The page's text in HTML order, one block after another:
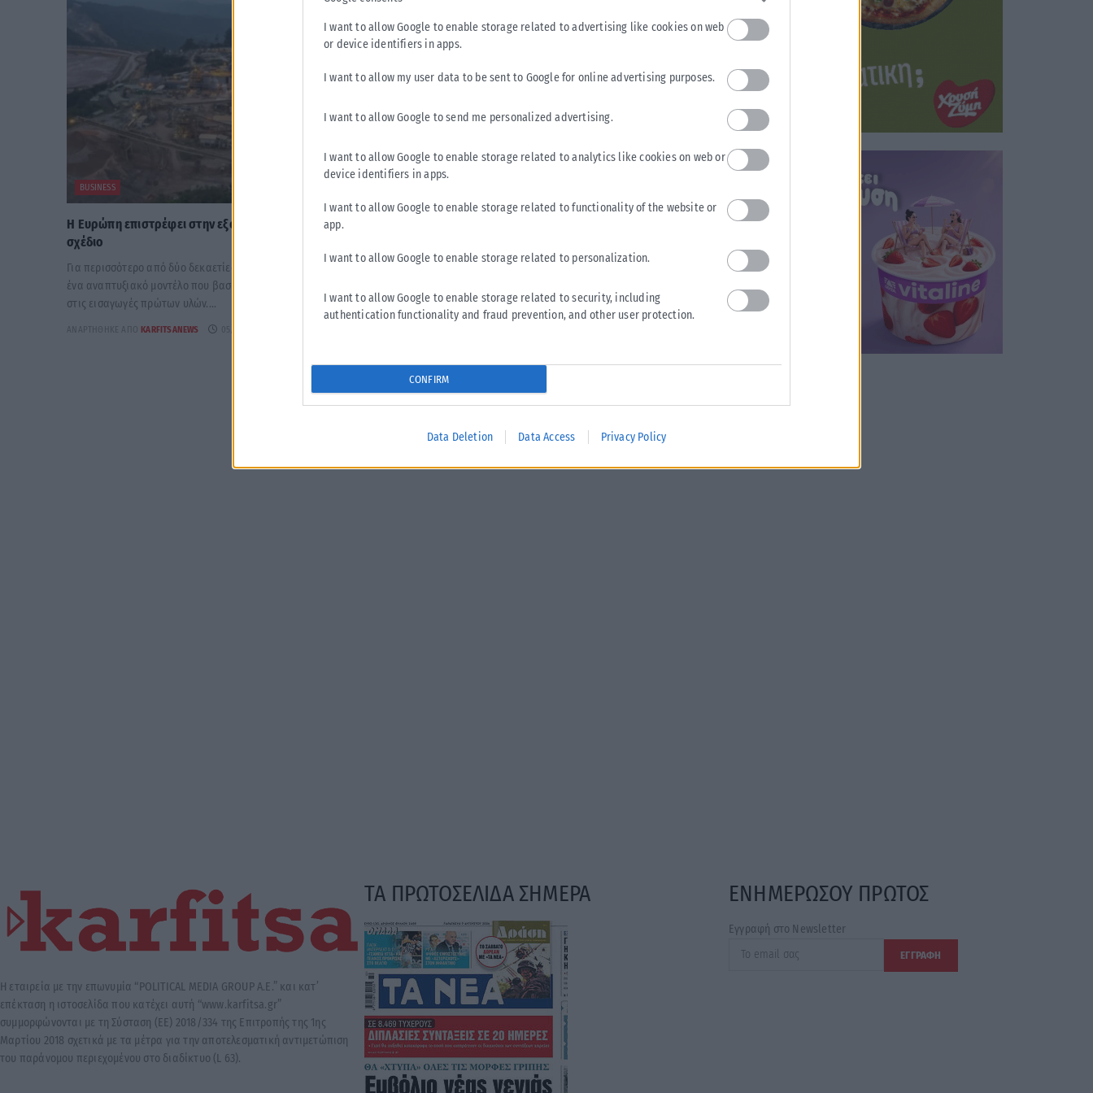
I want to allow Google to enable storage related to advertising like cookies on web
or device identifiers in apps.
I want to allow my user data to be sent to Google for online advertising purposes.
I want to allow Google to send me personalized advertising.
I want to allow Google to enable storage related to analytics like cookies on web or
device identifiers in apps.
I want to allow Google to enable storage related to functionality of the website or
app.
I want to allow Google to enable storage related to personalization.
I want to allow Google to enable storage related to security, including
authentication functionality and fraud prevention, and other user protection.
CONFIRM
Data Deletion Data Access Privacy Policy
BUSINESS
Η Ευρώπη επιστρέφει στην εξόρυξη – και το κάνει με
σχέδιο
Για περισσότερο από δύο δεκαετίες, η Ευρώπη ακολούθησε
ένα αναπτυξιακό μοντέλο που βασίστηκε σε μεγάλο βαθμό
στις εισαγωγές πρώτων υλών....
ΑΝΑΡΤΉΘΗΚΕ ΑΠΌ KARFITSANEWS
Σε 40,7 εκατ. ευρώ ανήλθε ο κύκλος εργασιών της
πωλήσεων 38,6 εκατ. ευρώ...
Η εταιρεία με την επωνυμία “POLITICAL MEDIA GROUP A.E.” και κατ’
επέκταση η ιστοσελίδα που κατέχει αυτή “www.karfitsa.gr”
συμμορφώνονται με τη Σύσταση (ΕΕ) 2018/334 της Επιτροπής της 1ης
Μαρτίου 2018 σχετικά με τα μέτρα για την αποτελεσματική αντιμετώπιση
του παράνομου περιεχομένου στο διαδίκτυο (L 63).
ΤΑ ΠΡΩΤΟΣΕΛΙΔΑ ΣΗΜΕΡΑ ΕΝΗΜΕΡΩΣΟΥ ΠΡΩΤΟΣ
Εγγραφή στο Newsletter